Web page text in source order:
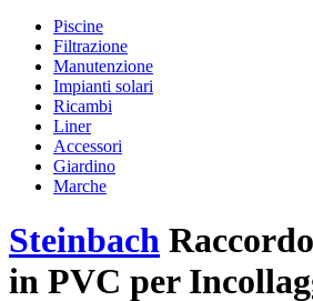
Piscine
Filtrazione
Manutenzione
Impianti solari
Ricambi
Liner
Accessori
Giardino
Marche
Steinbach
in PVC per